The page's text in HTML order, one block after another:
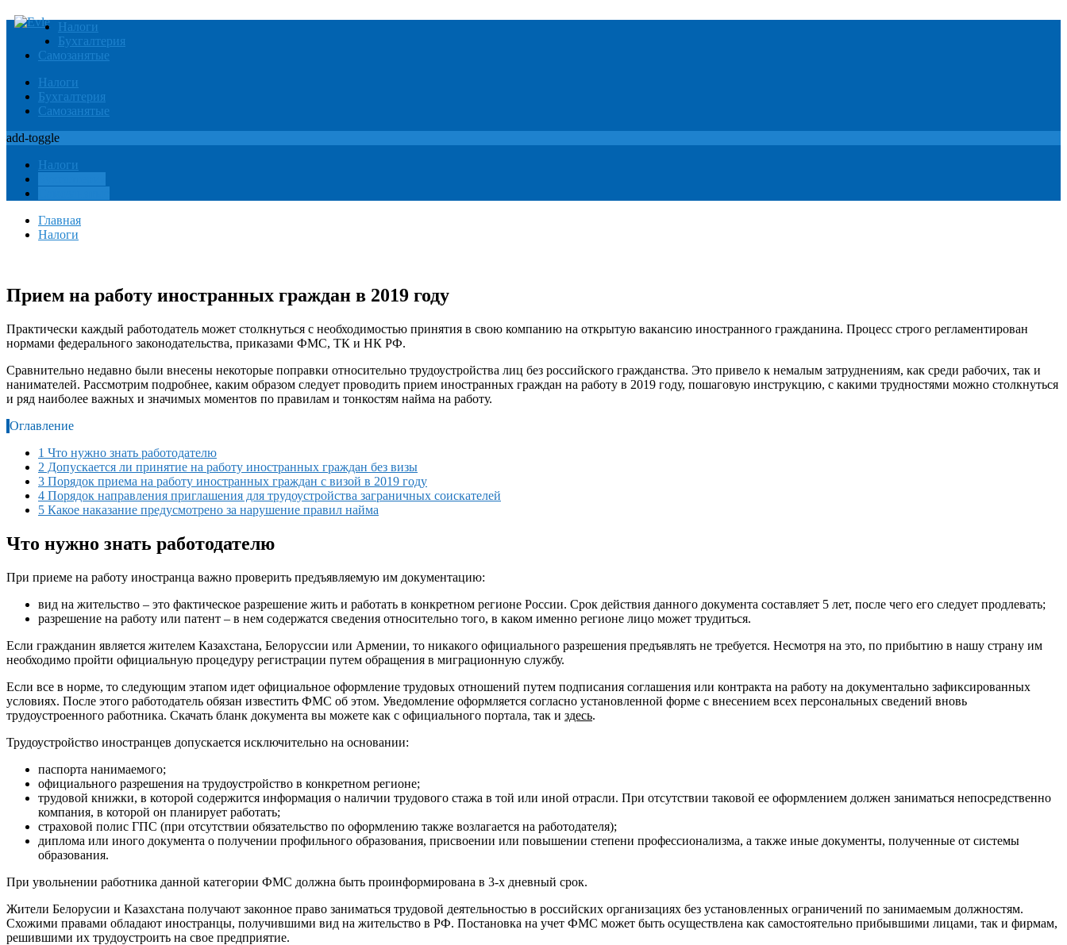
Налоги
Бухгалтерия
Самозанятые
Налоги
Бухгалтерия
Самозанятые
add-toggle
Налоги
Главная
Налоги
Прием на работу иностранных граждан в 2019 году
Практически каждый работодатель может столкнуться с необходимостью принятия в свою компанию на открытую вакансию иностранного гражданина. Процесс строго регламентирован
нормами федерального законодательства, приказами ФМС, ТК и НК РФ.
Сравнительно недавно были внесены некоторые поправки относительно трудоустройства лиц без российского гражданства. Это привело к немалым затруднениям, как среди рабочих, так и
нанимателей. Рассмотрим подробнее, каким образом следует проводить прием иностранных граждан на работу в 2019 году, пошаговую инструкцию, с какими трудностями можно столкнуться
и ряд наиболее важных и значимых моментов по правилам и тонкостям найма на работу.
Оглавление
1 Что нужно знать работодателю
2 Допускается ли принятие на работу иностранных граждан без визы
3 Порядок приема на работу иностранных граждан с визой в 2019 году
4 Порядок направления приглашения для трудоустройства заграничных соискателей
5 Какое наказание предусмотрено за нарушение правил найма
Что нужно знать работодателю
При приеме на работу иностранца важно проверить предъявляемую им документацию:
вид на жительство – это фактическое разрешение жить и работать в конкретном регионе России. Срок действия данного документа составляет 5 лет, после чего его следует продлевать;
разрешение на работу или патент – в нем содержатся сведения относительно того, в каком именно регионе лицо может трудиться.
Если гражданин является жителем Казахстана, Белоруссии или Армении, то никакого официального разрешения предъявлять не требуется. Несмотря на это, по прибытию в нашу страну им
необходимо пройти официальную процедуру регистрации путем обращения в миграционную службу.
Если все в норме, то следующим этапом идет официальное оформление трудовых отношений путем подписания соглашения или контракта на работу на документально зафиксированных
условиях. После этого работодатель обязан известить ФМС об этом. Уведомление оформляется согласно установленной форме с внесением всех персональных сведений вновь
трудоустроенного работника. Скачать бланк документа вы можете как с официального портала, так и здесь.
Трудоустройство иностранцев допускается исключительно на основании:
паспорта нанимаемого;
официального разрешения на трудоустройство в конкретном регионе;
трудовой книжки, в которой содержится информация о наличии трудового стажа в той или иной отрасли. При отсутствии таковой ее оформлением должен заниматься непосредственно
компания, в которой он планирует работать;
страховой полис ГПС (при отсутствии обязательство по оформлению также возлагается на работодателя);
диплома или иного документа о получении профильного образования, присвоении или повышении степени профессионализма, а также иные документы, полученные от системы
образования.
При увольнении работника данной категории ФМС должна быть проинформирована в 3-х дневный срок.
Жители Белорусии и Казахстана получают законное право заниматься трудовой деятельностью в российских организациях без установленных ограничений по занимаемым должностям.
Схожими правами обладают иностранцы, получившими вид на жительство в РФ. Постановка на учет ФМС может быть осуществлена как самостоятельно прибывшими лицами, так и фирмам,
решившими их трудоустроить на свое предприятие.